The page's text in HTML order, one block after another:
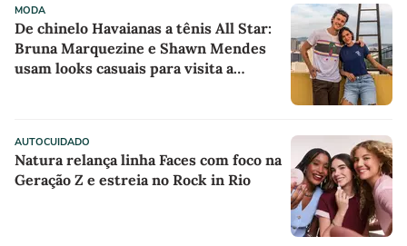
MODA
De chinelo Havaianas a tênis All Star:
Bruna Marquezine e Shawn Mendes
usam looks casuais para visita a
AUTOCUIDADO
Natura relança linha Faces com foco na
Geração Z e estreia no Rock in Rio